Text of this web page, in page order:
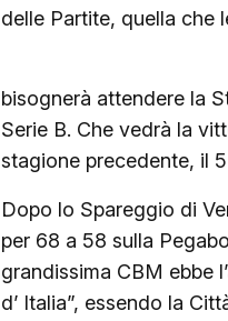
delle Partite, quella che
bisognerà attendere la
Serie B. Che vedrà la
stagione precedente, il
Dopo lo Spareggio di
per 68 a 58 sulla
grandissima CBM ebbe
d’ Italia”, essendo la